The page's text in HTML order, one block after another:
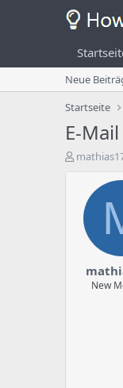
Neue
Startseite
E-
E
New